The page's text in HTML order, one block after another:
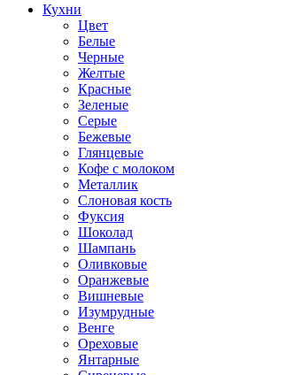
Кухни
Цвет
Белые
Черные
Желтые
Красные
Зеленые
Серые
Бежевые
Глянцевые
Кофе с молоком
Металлик
Слоновая кость
Фуксия
Шоколад
Шампань
Оливковые
Оранжевые
Вишневые
Изумрудные
Венге
Ореховые
Янтарные